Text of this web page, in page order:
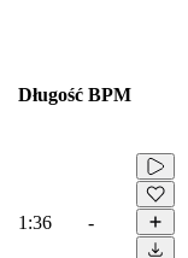
Długość BPM
1:36 -